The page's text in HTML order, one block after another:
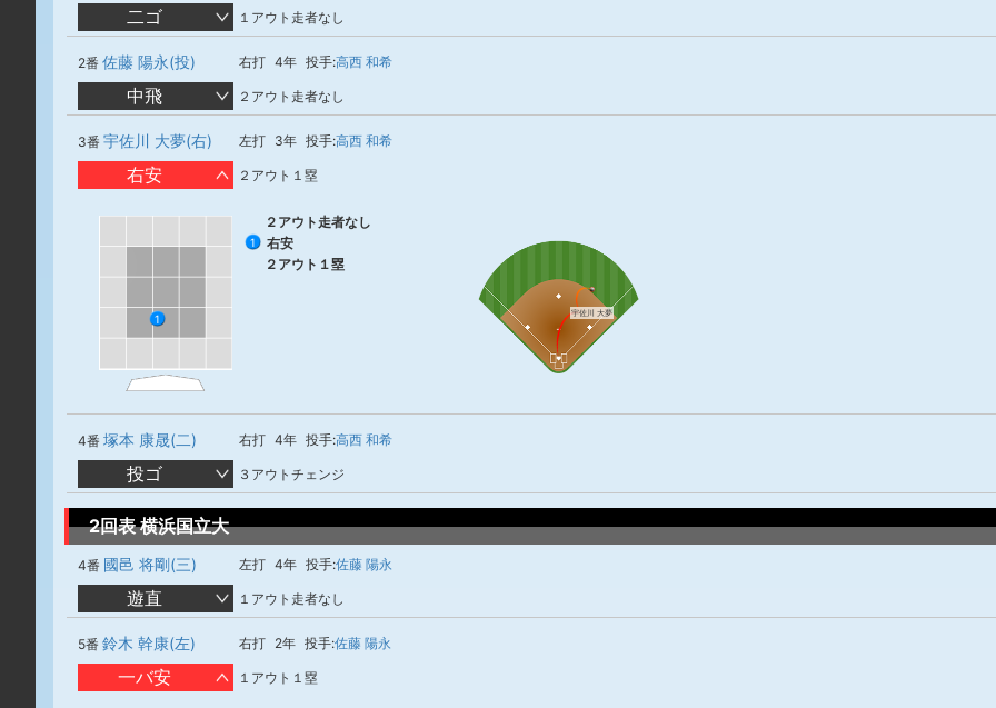
二ゴ １アウト走者なし
2番 佐藤 陽永(投) 右打 4年 投手:高西 和希
中飛 ２アウト走者なし
3番 宇佐川 大夢(右) 左打 3年 投手:高西 和希
右安 ２アウト１塁
1
２アウト走者なし
1
右安
２アウト１塁
宇佐川 大夢
4番 塚本 康晟(二) 右打 4年 投手:高西 和希
投ゴ ３アウトチェンジ
2回表 横浜国立大
4番 國邑 将剛(三) 左打 4年 投手:佐藤 陽永
遊直 １アウト走者なし
5番 鈴木 幹康(左) 右打 2年 投手:佐藤 陽永
一バ安 １アウト１塁